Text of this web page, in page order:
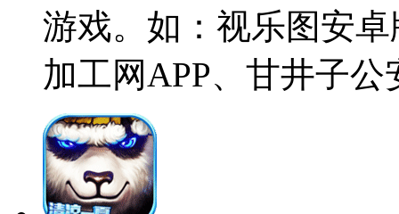
游戏。如：视乐图安
加工网APP、甘井子